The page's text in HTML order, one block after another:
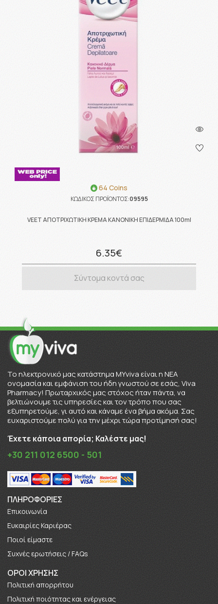
64 Coins
ΚΩΔΙΚΟΣ ΠΡΟΪΟΝΤΟΣ:09595
VEET ΑΠΟΤΡΙΧΩΤΙΚΗ ΚΡΕΜΑ ΚΑΝΟΝΙΚΗ ΕΠΙΔΕΡΜΙΔΑ 100ml
6.35€
Σύντομα κοντά σας
To ηλεκτρονικό μας κατάστημα MYviva είναι η ΝΕΑ
ονομασία και εμφάνιση του ήδη γνωστού σε εσάς, Viva
Pharmacy! Πρωταρχικός μας στόχος ήταν πάντα, να
βελτιώνουμε τις υπηρεσίες και τον τρόπο που σας
εξυπηρετούμε, γι αυτό και κάναμε ένα βήμα ακόμα. Σας
ευχαριστούμε πολύ για την μέχρι τώρα προτίμησή σας!
Έχετε κάποια απορία; Καλέστε μας!
+30 211 012 6500 - 501
ΠΛΗΡΟΦΟΡΊΕΣ
Επικοινωνία
Ευκαιρίες Καριέρας
Πoιοί είμαστε
Συχνές ερωτήσεις / FAQs
ΟΡΟΙ ΧΡΗΣΗΣ
Πολιτική απορρήτου
Πολιτική ποιότητας και ενέργειας